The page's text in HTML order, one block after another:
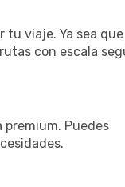
tu viaje. Ya sea que
con escala
premium. Puedes